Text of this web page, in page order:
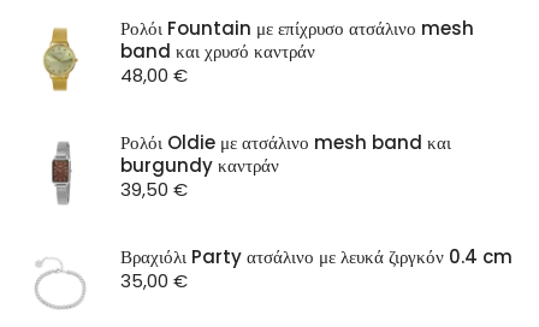
Ρολόι Fountain με επίχρυσο ατσάλινο mesh
band και χρυσό καντράν
48,00 €
Ρολόι Oldie με ατσάλινο mesh band και
burgundy καντράν
39,50 €
Βραχιόλι Party ατσάλινο με λευκά ζιργκόν 0.4 cm
35,00 €